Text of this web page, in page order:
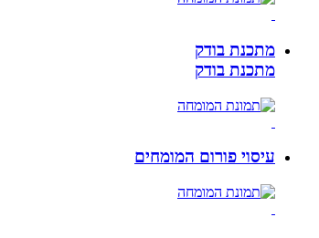
מתכנת בודק
מתכנת בודק
עיסוי פורום המומחים